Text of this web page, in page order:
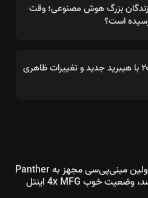
بزرگ هوش مصنوعی؛ وقت
تویوتا کراون ۲۰۲۷ با هیبرید جدید و تغییرات ظاهری
تست عملکرد اولین مینی‌پی‌سی مجهز به Panther